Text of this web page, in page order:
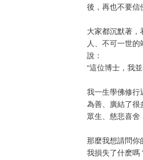
後，再也不要信
大家都沉默著
人、不可一世
說：
“這位博士，我
我一生學佛修
為善、廣結了很
眾生、慈悲喜舍
那麼我想請問你
我損失了什麽嗎